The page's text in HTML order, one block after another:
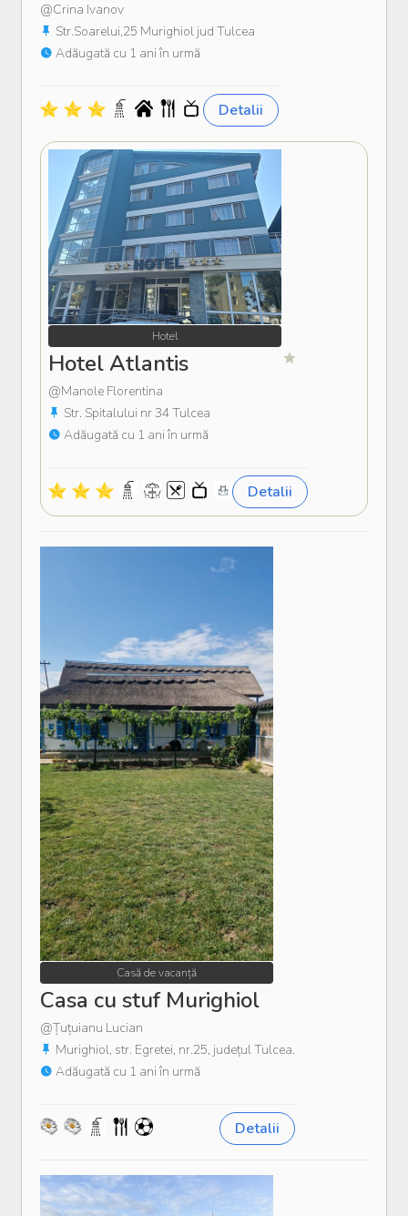
@Crina Ivanov
Str.Soarelui,25 Murighiol jud Tulcea
Adăugată cu 1 ani în urmă
Detalii
Hotel
Hotel Atlantis
@Manole Florentina
Str. Spitalului nr 34 Tulcea
Adăugată cu 1 ani în urmă
Detalii
Casă de vacanță
Casa cu stuf Murighiol
@Țuțuianu Lucian
Murighiol, str. Egretei, nr.25, județul Tulcea.
Adăugată cu 1 ani în urmă
Detalii